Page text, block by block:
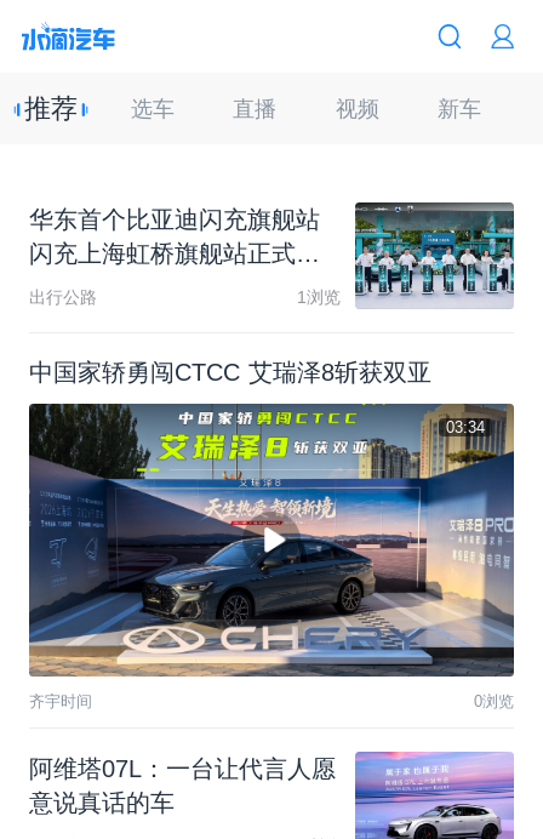
推荐 选车 直播 视频 新车
华东首个比亚迪闪充旗舰站
闪充上海虹桥旗舰站正式启
幕
出行公路 1浏览
中国家轿勇闯CTCC 艾瑞泽8斩获双亚
03:34
齐宇时间 0浏览
阿维塔07L： 一台让代言人 愿
意说真话的车